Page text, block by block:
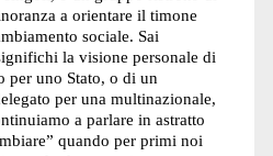
a orientare il timone
sociale. Sai
la visione personale di
per uno Stato, o di un
per una multinazionale,
a parlare in astratto
quando per primi noi